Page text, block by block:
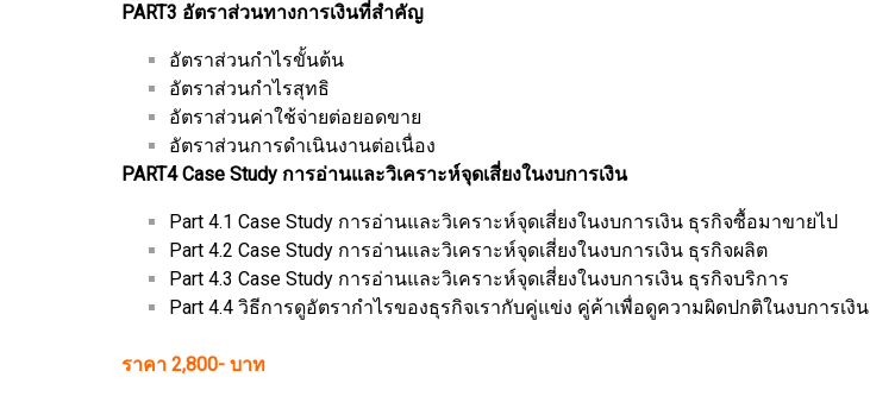
PART3 อัตราส่วนทางการเงินที่สำคัญ
อัตราส่วนกำไรขั้นต้น
อัตราส่วนกำไรสุทธิ
อัตราส่วนค่าใช้จ่ายต่อยอดขาย
อัตราส่วนการดำเนินงานต่อเนื่อง
PART4 Case Study การอ่านและวิเคราะห์จุดเสี่ยงในงบการเงิน
Part 4.1 Case Study การอ่านและวิเคราะห์จุดเสี่ยงในงบการเงิน ธุรกิจซื้อมาขายไป
Part 4.2 Case Study การอ่านและวิเคราะห์จุดเสี่ยงในงบการเงิน ธุรกิจผลิต
Part 4.3 Case Study การอ่านและวิเคราะห์จุดเสี่ยงในงบการเงิน ธุรกิจบริการ
Part 4.4 วิธีการดูอัตรากำไรของธุรกิจเรากับคู่แข่ง คู่ค้าเพื่อดูความผิดปกติในงบการเงิน
ราคา 2,800- บาท